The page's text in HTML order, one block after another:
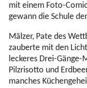
mit einem Foto-
gewann die Schule
Mälzer, Pate des
zauberte mit den
leckeres Drei-Gänge-
Pilzrisotto und
manches